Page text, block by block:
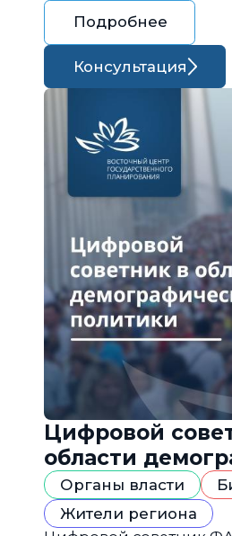
Подробнее
Консультация
Цифровой
области
политики
Органы власти
Жители региона